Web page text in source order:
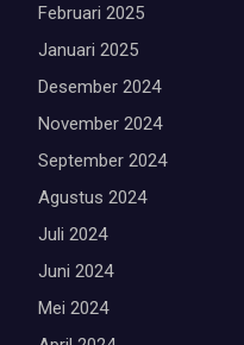
Februari 2025
Januari 2025
Desember 2024
November 2024
September 2024
Agustus 2024
Juli 2024
Juni 2024
Mei 2024